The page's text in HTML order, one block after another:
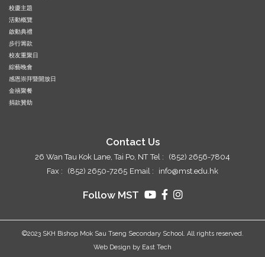
校慶主題
活動概覽
啟動典禮
步行籌款
校友重聚日
綜藝晚會
感恩崇拜暨開放日
金禧聚餐
捐款贊助
Contact Us
26 Wan Tau Kok Lane, Tai Po, NT Tel :
(852) 2656-7804
Fax :
(852) 2650-7265 Email : info@mst.edu.hk
Follow MST
©2023 SKH Bishop Mok Sau Tseng Secondary School. All rights reserved.
Web Design by East Tech